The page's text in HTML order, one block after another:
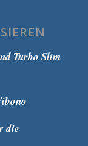
Turbo Slim
die